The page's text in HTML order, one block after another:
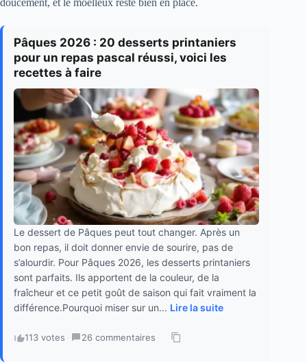
doucement, et le moelleux reste bien en place.
Pâques 2026 : 20 desserts printaniers
pour un repas pascal réussi, voici les
recettes à faire
Le dessert de Pâques peut tout changer. Après un
bon repas, il doit donner envie de sourire, pas de
s’alourdir. Pour Pâques 2026, les desserts printaniers
sont parfaits. Ils apportent de la couleur, de la
fraîcheur et ce petit goût de saison qui fait vraiment la
différence.Pourquoi miser sur un... Lire la suite
113 votes · 26 commentaires ·